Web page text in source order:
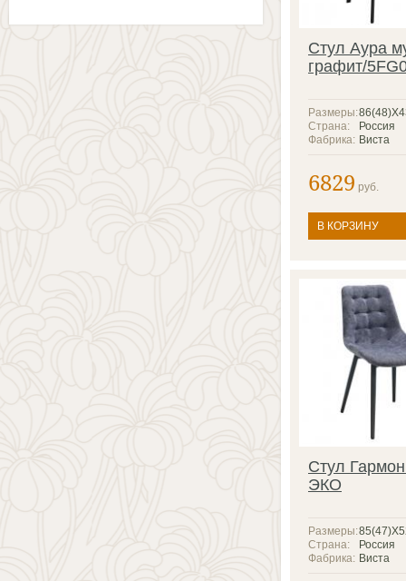
Стул Аура
графит/
Размеры:
Россия
Страна:
Виста
Фабрика:
6829 руб.
В КОРЗИНУ
Стул
ЭКО
Размеры:
Россия
Страна:
Виста
Фабрика: